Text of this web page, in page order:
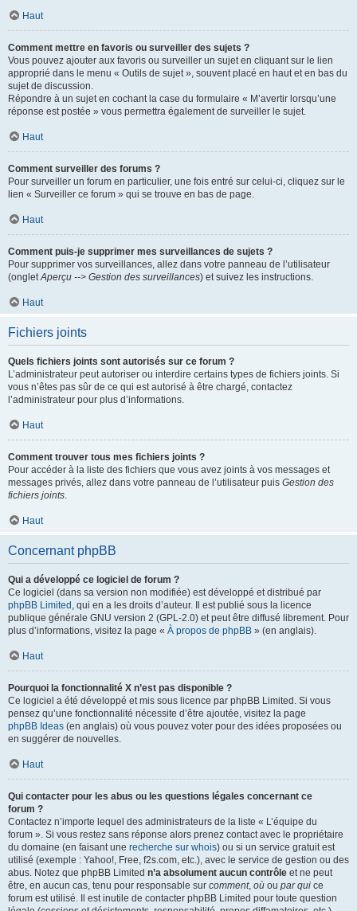
Haut
Comment mettre en favoris ou surveiller des sujets ?
Vous pouvez ajouter aux favoris ou surveiller un sujet en cliquant sur le lien
approprié dans le menu « Outils de sujet », souvent placé en haut et en bas du
sujet de discussion.
Répondre à un sujet en cochant la case du formulaire « M’avertir lorsqu’une
réponse est postée » vous permettra également de surveiller le sujet.
Haut
Comment surveiller des forums ?
Pour surveiller un forum en particulier, une fois entré sur celui-ci, cliquez sur le
lien « Surveiller ce forum » qui se trouve en bas de page.
Haut
Comment puis-je supprimer mes surveillances de sujets ?
Pour supprimer vos surveillances, allez dans votre panneau de l’utilisateur
(ongletAperçu --> Gestion des surveillances) et suivez les instructions.
Haut
Fichiers joints
Quels fichiers joints sont autorisés sur ce forum ?
L’administrateur peut autoriser ou interdire certains types de fichiers joints. Si
vous n’êtes pas sûr de ce qui est autorisé à être chargé, contactez
l’administrateur pour plus d’informations.
Haut
Comment trouver tous mes fichiers joints ?
Pour accéder à la liste des fichiers que vous avez joints à vos messages et
messages privés, allez dans votre panneau de l’utilisateur puis Gestion des
fichiers joints.
Haut
Concernant phpBB
Qui a développé ce logiciel de forum ?
Ce logiciel (dans sa version non modifiée) est développé et distribué par
phpBB Limited , qui en a les droits d’auteur. Il est publié sous la licence
publique générale GNU version 2 (GPL-2.0) et peut être diffusé librement. Pour
plus d’informations, visitez la page « À propos de phpBB » (en anglais).
Haut
Pourquoi la fonctionnalité X n’est pas disponible ?
Ce logiciel a été développé et mis sous licence par phpBB Limited. Si vous
pensez qu’une fonctionnalité nécessite d’être ajoutée, visitez la page
phpBB Ideas (en anglais) où vous pouvez voter pour des idées proposées ou
en suggérer de nouvelles.
Haut
Qui contacter pour les abus ou les questions légales concernant ce
forum ?
Contactez n’importe lequel des administrateurs de la liste « L’équipe du
forum ». Si vous restez sans réponse alors prenez contact avec le propriétaire
du domaine (en faisant une recherche sur whois) ou si un service gratuit est
utilisé (exemple : Yahoo!, Free, f2s.com, etc.), avec le service de gestion ou des
abus. Notez que phpBB Limited n’a absolument aucun contrôle et ne peut
être, en aucun cas, tenu pour responsable sur comment, où ou par qui ce
forum est utilisé. Il est inutile de contacter phpBB Limited pour toute question